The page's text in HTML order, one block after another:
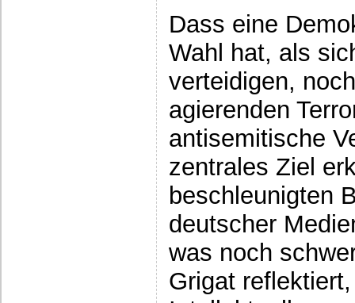
Dass eine
Wahl hat, als
verteidigen,
agierenden
antisemitische
zentrales Ziel
beschleunigten
deutscher
was noch
Grigat